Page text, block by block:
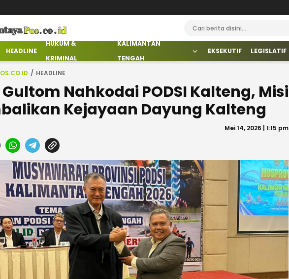
HEADLINE
HUKUM &
KRIMINAL
KALIMANTAN
TENGAH
EKSEKUTIF LEGISLATIF
HEADLINE
Nahkodai PODSI Kalteng, Misi
Kejayaan Dayung Kalteng
Mei 14, 2026 | 1:15 pm